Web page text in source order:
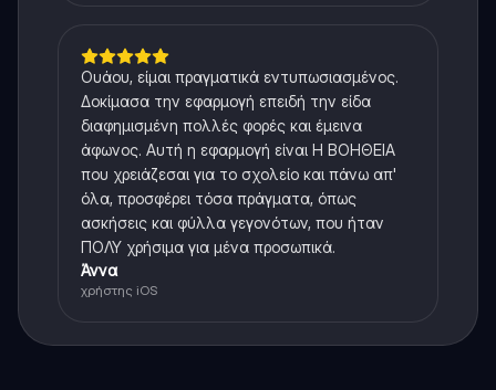
Ουάου, είμαι πραγματικά εντυπωσιασμένος.
Δοκίμασα την εφαρμογή επειδή την είδα
διαφημισμένη πολλές φορές και έμεινα
άφωνος. Αυτή η εφαρμογή είναι Η ΒΟΗΘΕΙΑ
που χρειάζεσαι για το σχολείο και πάνω απ'
όλα, προσφέρει τόσα πράγματα, όπως
ασκήσεις και φύλλα γεγονότων, που ήταν
ΠΟΛΥ χρήσιμα για μένα προσωπικά.
Άννα
χρήστης iOS